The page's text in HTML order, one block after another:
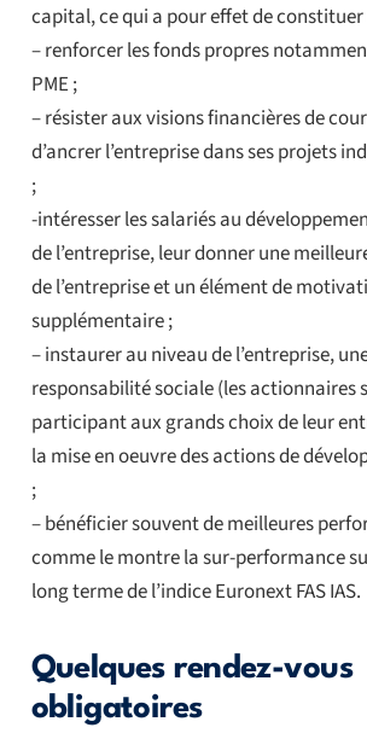
capital, ce qui a pour effet de
– renforcer les fonds propres
PME ;
– résister aux visions financières de
d’ancrer l’entreprise dans ses projets
;
-intéresser les salariés au
de l’entreprise, leur donner une
de l’entreprise et un élément de
supplémentaire ;
– instaurer au niveau de l’entreprise,
responsabilité sociale (les actionnaires
participant aux grands choix de leur
la mise en oeuvre des actions de
;
– bénéficier souvent de meilleures
comme le montre la sur-performance
long terme de l’indice Euronext FAS IAS.
Quelques rendez-vous
obligatoires